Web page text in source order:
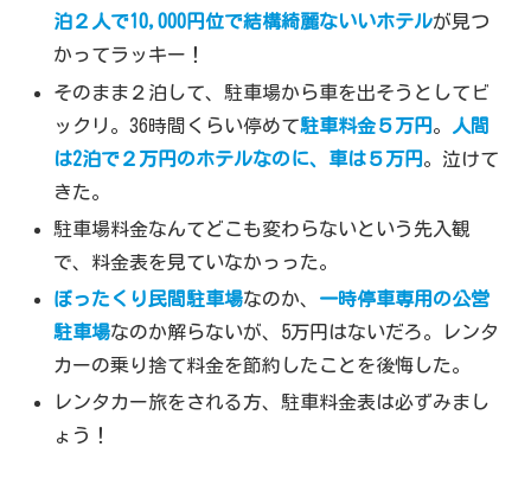
泊２人で10,000円位で結構綺麗ないいホテルが見つ
かってラッキー！
そのまま２泊して、駐車場から車を出そうとしてビ
ックリ。36時間くらい停めて駐車料金５万円。
人間
は2泊で２万円のホテルなのに、車は５万円。泣けて
きた。
駐車場料金なんてどこも変わらないという先入観
で、料金表を見ていなかっった。
ぼったくり民間駐車場なのか、 一時停車専用の公営
駐車場なのか解らないが、5万円はないだろ。レンタ
カーの乗り捨て料金を節約したことを後悔した。
レンタカー旅をされる方、駐車料金表は必ずみまし
ょう！